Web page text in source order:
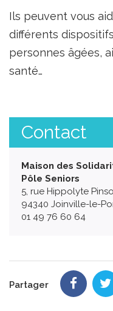
Ils peuvent vous
différents
personnes âgées,
santé…
Contact
Maison des
Pôle Seniors
5, rue Hippolyte
94340 Joinville-le-
01 49 76 60 64
Partager